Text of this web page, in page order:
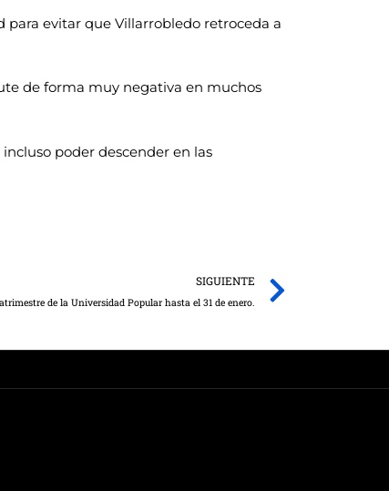
para evitar que Villarrobledo retroceda a
de forma muy negativa en muchos
poder descender en las
SIGUIENTE
de la Universidad Popular hasta el 31 de enero.